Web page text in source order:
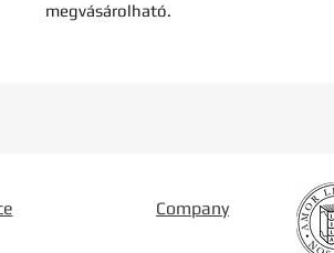
megvásárolható.
Company